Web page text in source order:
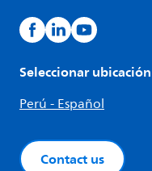
Seleccionar ubicación
Perú - Español
Contact us